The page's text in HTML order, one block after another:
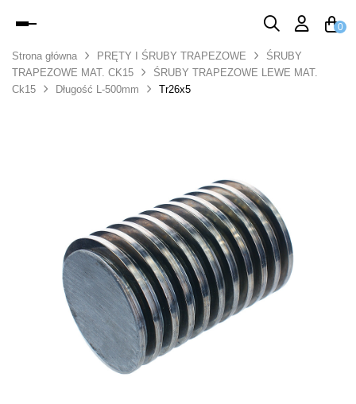
Toggle
0
Strona główna PRĘTY I ŚRUBY TRAPEZOWE
ŚRUBY
TRAPEZOWE MAT. CK15
ŚRUBY TRAPEZOWE LEWE MAT.
Ck15
Długość L-500mm Tr26x5